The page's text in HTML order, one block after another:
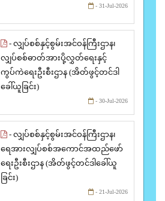
- 31-Jul-2026
- လျှပ်စစ်နှင့်စွမ်းအင်ဝန်ကြီးဌာန၊
လျှပ်စစ်ဓာတ်အားပို့လွှတ်ရေးနှင့်
ကွပ်ကဲရေးဦးစီးဌာန (အိတ်ဖွင့်တင်ဒါ
ခေါ်ယူခြင်း)
- 30-Jul-2026
- လျှပ်စစ်နှင့်စွမ်းအင်ဝန်ကြီးဌာန၊
ရေအားလျှပ်စစ်အကောင်အထည်ဖော်
ရေးဦးစီးဌာန (အိတ်ဖွင့်တင်ဒါခေါ်ယူ
ခြင်း)
- 21-Jul-2026